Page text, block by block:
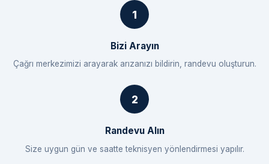
Bizi Arayın
Çağrı merkezimizi arayarak arızanızı bildirin, randevu oluşturun.
Randevu Alın
Size uygun gün ve saatte teknisyen yönlendirmesi yapılır.